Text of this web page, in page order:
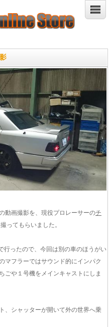
動画撮影を、現役プロレーサーのチ
ってもらいました。
行ったので、今回は別の車のほうがい
マフラーではサウンド的にインパク
ごや１号機をメインキャストにしま
、シャッターが開いて外の世界へ乗